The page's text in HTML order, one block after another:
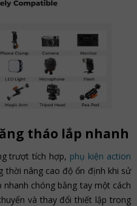
tháo lắp nhanh
trượt tích hợp, phụ kiện action
thời nâng cao độ ổn định khi sử
chóng bằng tay một cách
và thay đổi thiết lập trong